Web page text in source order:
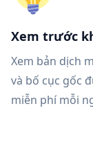
Xem trước
Xem bản dịch
và bố cục gốc
miễn phí mỗi